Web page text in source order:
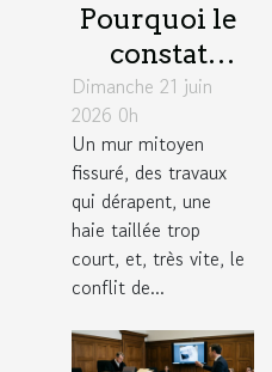
Pourquoi le
constat
d’huissier
change la
donne dans
un litige
entre
voisins
Dimanche 21 juin
2026 0h
Un mur mitoyen
fissuré, des travaux
qui dérapent, une
haie taillée trop
court, et, très vite, le
conflit de...